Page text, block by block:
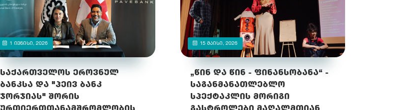
1 ᲘᲕᲜᲘᲡᲘ, 2026
საქართველოს ეროვნულ
ბანკსა და "პეივ ბანკ
ჯორჯიას" შორის
15 ᲛᲐᲘᲡᲘ, 2026
„წინ და წინ - ფინანსობანა“ -
საგანმანათლებლო
სპექტაკლის მორიგი